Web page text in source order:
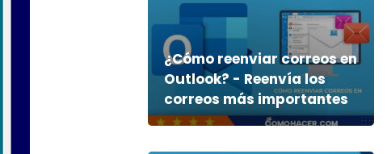
¿Cómo reenviar correos en
Outlook? - Reenvía los
correos más importantes